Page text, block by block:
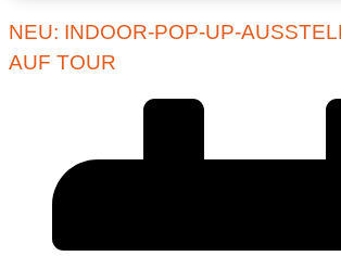
NEU: INDOOR-POP-UP-
AUF TOUR